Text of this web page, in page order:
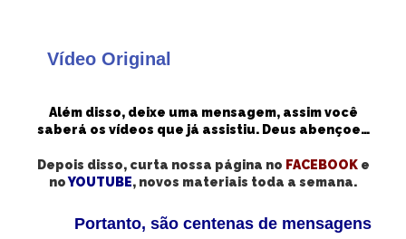
Vídeo Original
Além disso, deixe uma mensagem, assim você
saberá os vídeos que já assistiu. Deus abençoe…
Depois disso, curta nossa página no FACEBOOKe
noYOUTUBE, novos materiais toda a semana.
Portanto, são centenas de mensagens